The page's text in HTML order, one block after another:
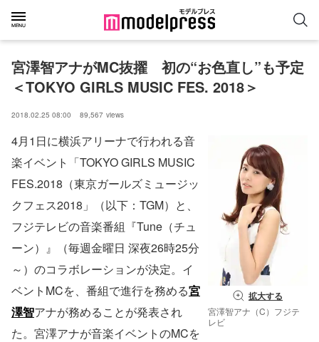
宮澤智アナがMC抜擢　初の“お色直し”も予定
＜TOKYO GIRLS MUSIC FES. 2018＞
2018.02.25 08:00 89,567 views
拡大する
宮澤智アナ（C）フジテ
レビ
4月1日に横浜アリーナで行われる音
楽イベント「TOKYO GIRLS MUSIC
FES.2018（東京ガールズミュージッ
クフェス2018」（以下：TGM）と、
フジテレビの音楽番組『Tune（チュ
ーン）』（毎週金曜日 深夜26時25分
～）のコラボレーションが決定。イ
ベントMCを、番組で進行を務める宮
澤智アナが務めることが発表され
た。宮澤アナが音楽イベントのMCを